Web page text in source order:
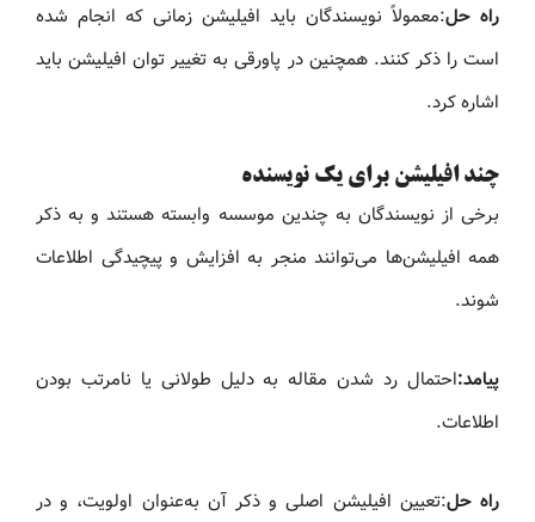
راه حل:معمولاً نویسندگان باید افیلیشن زمانی که انجام شده
است را ذکر کنند. همچنین در پاورقی به تغییر توان افیلیشن باید
اشاره کرد.
چند افیلیشن برای یک نویسنده
برخی از نویسندگان به چندین موسسه وابسته هستند و به ذکر
همه افیلیشن‌ها می‌توانند منجر به افزایش و پیچیدگی اطلاعات
شوند.
پیامد:احتمال رد شدن مقاله به دلیل طولانی یا نامرتب بودن
اطلاعات.
راه حل:تعیین افیلیشن اصلی و ذکر آن به‌عنوان اولویت، و در